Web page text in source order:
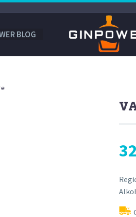
BLOG